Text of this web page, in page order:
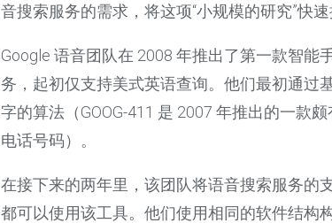
音搜索服务的需求，将这项“小规模的研究”快
Google 语音团队在 2008 年推出了第一款智能
务，起初仅支持美式英语查询。他们最初通过
字的算法（GOOG-411 是 2007 年推出的一款
电话号码）。
在接下来的两年里，该团队将语音搜索服务的
都可以使用该工具。他们使用相同的软件结构